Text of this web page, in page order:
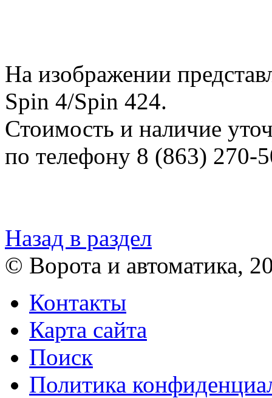
На изображении
Spin 4/Spin 424.
Стоимость и наличие
по телефону 8 (863) 270-
Назад в раздел
© Ворота и автоматика,
Контакты
Карта сайта
Поиск
Политика